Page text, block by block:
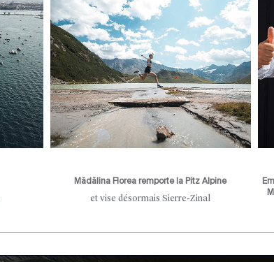
Mădălina Florea remporte la Pitz Alpine
et vise désormais Sierre-Zinal